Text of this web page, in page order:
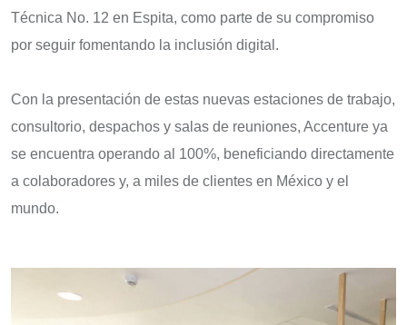
Técnica No. 12 en Espita, como parte de su compromiso
por seguir fomentando la inclusión digital.
Con la presentación de estas nuevas estaciones de trabajo,
consultorio, despachos y salas de reuniones, Accenture ya
se encuentra operando al 100%, beneficiando directamente
a colaboradores y, a miles de clientes en México y el
mundo.